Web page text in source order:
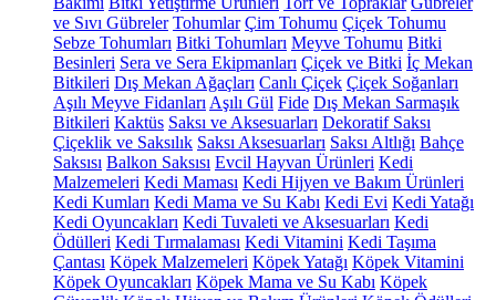
ve Sıvı Gübreler Tohumlar Çim Tohumu Çiçek Tohumu
Sebze Tohumları Bitki Tohumları Meyve Tohumu Bitki
Besinleri Sera ve Sera Ekipmanları Çiçek ve Bitki İç Mekan
Bitkileri Dış Mekan Ağaçları Canlı Çiçek Çiçek Soğanları
Aşılı Meyve Fidanları Aşılı Gül Fide Dış Mekan Sarmaşık
Bitkileri Kaktüs Saksı ve Aksesuarları Dekoratif Saksı
Çiçeklik ve Saksılık Saksı Aksesuarları Saksı Altlığı Bahçe
Saksısı Balkon Saksısı Evcil Hayvan Ürünleri Kedi
Malzemeleri Kedi Maması Kedi Hijyen ve Bakım Ürünleri
Kedi Kumları Kedi Mama ve Su Kabı Kedi Evi Kedi Yatağı
Kedi Oyuncakları Kedi Tuvaleti ve Aksesuarları Kedi
Ödülleri Kedi Tırmalaması Kedi Vitamini Kedi Taşıma
Çantası Köpek Malzemeleri Köpek Yatağı Köpek Vitamini
Köpek Oyuncakları Köpek Mama ve Su Kabı Köpek